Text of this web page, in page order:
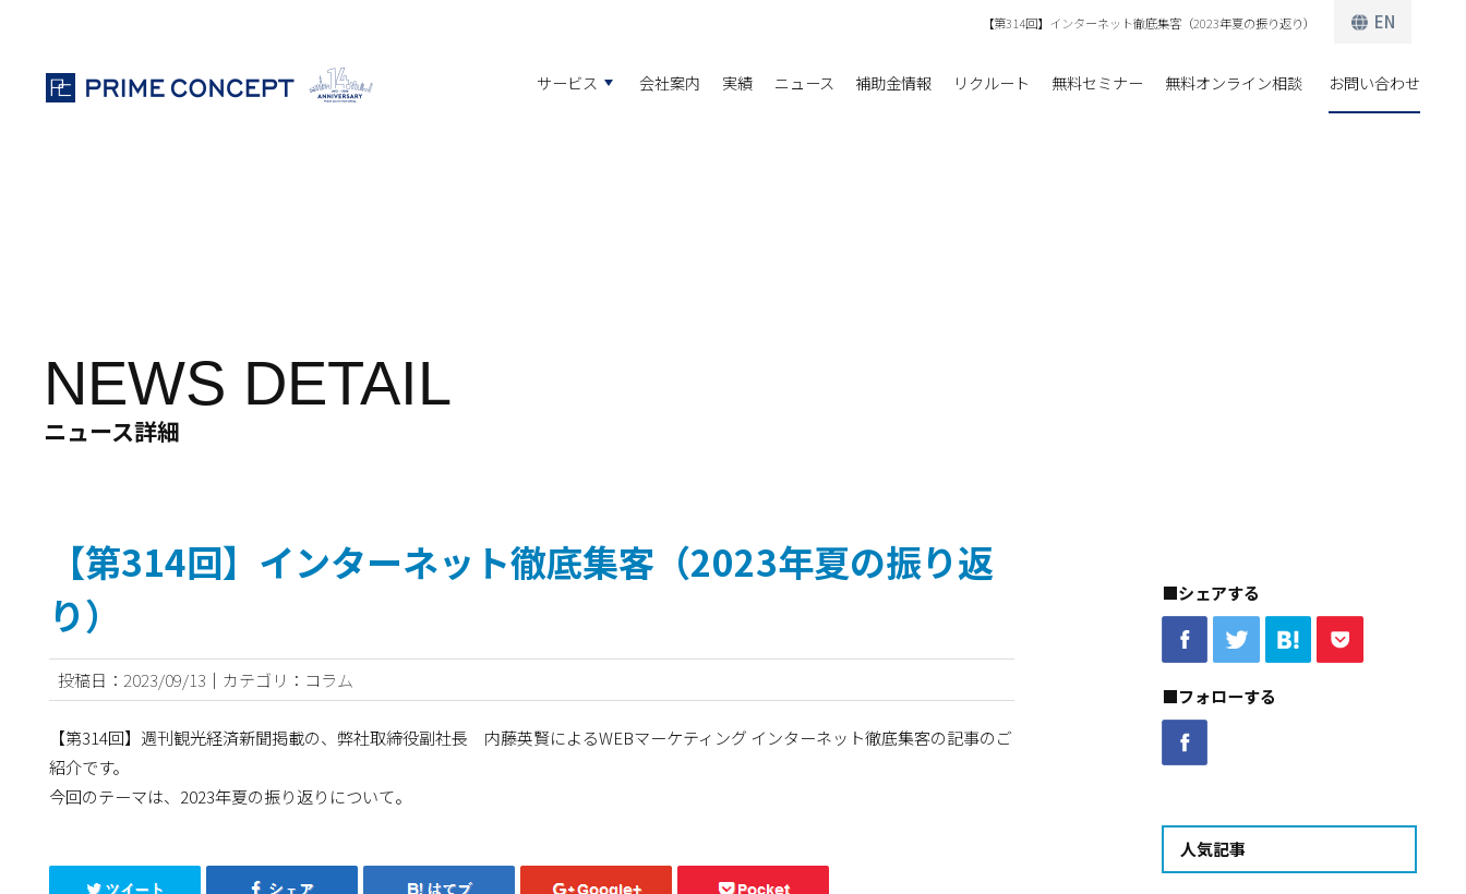
【第314回】インターネット徹底集客（2023年夏の振り返り） EN
サービス 会社案内 実績 ニュース 補助金情報 リクルート 無料セミナー 無料オンライン相談 お問い合わせ
NEWS DETAIL
ニュース詳細
【第314回】インターネット徹底集客（2023年夏の振り返
り）
投稿日：2023/09/13｜カテゴリ：コラム
【第314回】週刊観光経済新聞掲載の、弊社取締役副社長 内藤英賢によるWEBマーケティング インターネット徹底集客の記事のご
紹介です。
今回のテーマは、2023年夏の振り返りについて。
■シェアする
■フォローする
人気記事